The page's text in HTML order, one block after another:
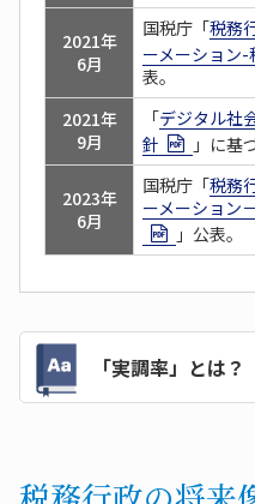
2021年
6月
国税庁「税務
ーメーション-
表。
2021年
9月
「デジタル社
針
」に基
2023年
6月
国税庁「税務
ーメーション
」公表。
「実調率」とは？